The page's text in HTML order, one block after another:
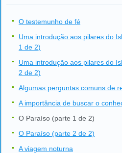
O testemunho de fé
Uma introdução aos pilares do
1 de 2)
Uma introdução aos pilares do
2 de 2)
Algumas perguntas comuns de
A importância de buscar o
O Paraíso (parte 1 de 2)
O Paraíso (parte 2 de 2)
A viagem noturna